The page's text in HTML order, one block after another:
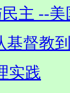
主 --
基督教
实践